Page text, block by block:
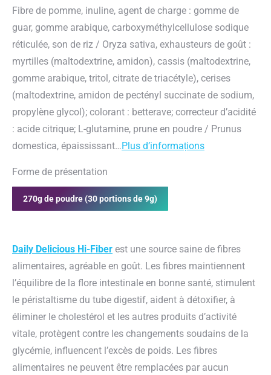
Fibre de pomme, inuline, agent de charge : gomme de
guar, gomme arabique, carboxyméthylcellulose sodique
réticulée, son de riz / Oryza sativa, exhausteurs de goût :
myrtilles (maltodextrine, amidon), cassis (maltodextrine,
gomme arabique, tritol, citrate de triacétyle), cerises
(maltodextrine, amidon de pectényl succinate de sodium,
propylène glycol); colorant : betterave; correcteur d’acidité
: acide citrique; L-glutamine, prune en poudre / Prunus
domestica, épaississant…Plus d’informațions
Forme de présentation
270g de poudre (30 portions de 9g)
Daily Delicious Hi-Fiber est une source saine de fibres
alimentaires, agréable en goût. Les fibres maintiennent
l’équilibre de la flore intestinale en bonne santé, stimulent
le péristaltisme du tube digestif, aident à détoxifier, à
éliminer le cholestérol et les autres produits d’activité
vitale, protègent contre les changements soudains de la
glycémie, influencent l’excès de poids. Les fibres
alimentaires ne peuvent être remplacées par aucun